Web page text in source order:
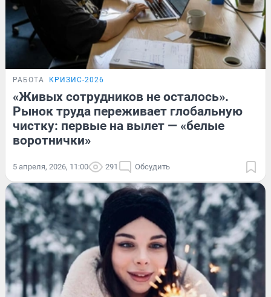
РАБОТА КРИЗИС-2026
«Живых сотрудников не осталось».
Рынок труда переживает глобальную
чистку: первые на вылет — «белые
воротнички»
5 апреля, 2026, 11:00 291 Обсудить